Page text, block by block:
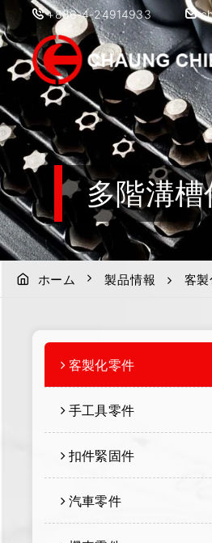
+886-4-24914933
多階溝
ホーム 製品情報 客
客製化零件
手工具零件
扣件緊固件
汽車零件